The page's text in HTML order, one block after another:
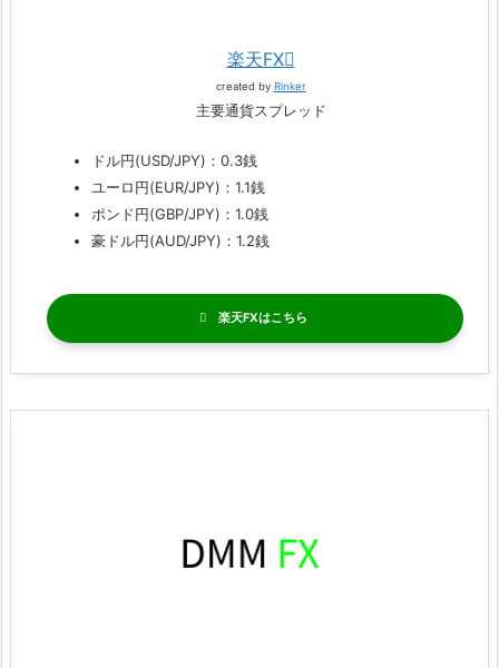
楽天FX
created by Rinker
主要通貨スプレッド
ドル円(USD/JPY)：0.3銭
ユーロ円(EUR/JPY)：1.1銭
ポンド円(GBP/JPY)：1.0銭
豪ドル円(AUD/JPY)：1.2銭
楽天FX